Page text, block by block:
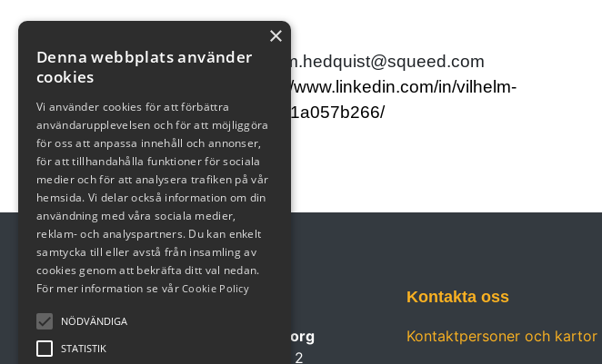
Java
vilhelm.hedquist@squeed.com
https://www.linkedin.com/in/vilhelm-
hedquist-1a057b266/
Besök oss
Squeed Göteborg
Lindholmsallén 2
Kontakta oss
Kontaktpersoner och kartor
×
Denna webbplats använder
cookies
Vi använder cookies för att förbättra
användarupplevelsen och för att möjliggöra
för oss att anpassa innehåll och annonser,
för att tillhandahålla funktioner för sociala
medier och för att analysera trafiken på vår
hemsida. Vi delar också information om din
användning med våra sociala medier,
reklam- och analyspartners. Du kan enkelt
samtycka till eller avstå från insamling av
cookies genom att bekräfta ditt val nedan.
För mer information se vår Cookie Policy
NÖDVÄNDIGA
STATISTIK